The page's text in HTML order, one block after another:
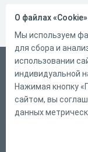
Русский
Справка
Форма
О файлах
Мы используем
для сбора и
использовании
индивидуальной
Нажимая кнопку
сайтом, вы
данных